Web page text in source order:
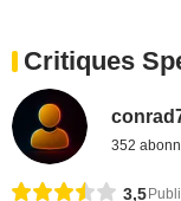
Critiques
352
3,5